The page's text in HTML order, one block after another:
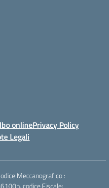
onlinePrivacy Policy
Legali
Meccanografico :
codice Fiscale: